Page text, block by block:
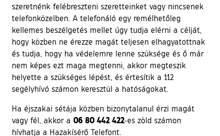
szeretnénk felébreszteni szeretteinket vagy nincsenek
telefonközelben. A telefonáló egy remélhetőleg
kellemes beszélgetés mellet úgy tudja elérni a célját,
hogy közben ne érezze magát teljesen elhagyatottnak
és tudja, hogy ha védelemre lenne szüksége és ő már
nem képes ezt maga megtenni, akkor megteszik
helyette a szükséges lépést, és értesítik a 112
segélyhívó számon keresztül a hatóságokat.
Ha éjszakai sétája közben bizonytalanul érzi magát
vagy fél, akkor a 06 80 442 422-es zöld számon
hívhatja a Hazakísérő Telefont.